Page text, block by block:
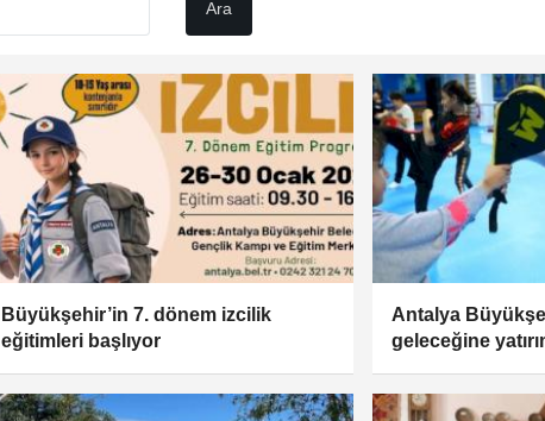
Büyükşehir’in 7. dönem izcilik
eğitimleri başlıyor
Antalya
geleceğine